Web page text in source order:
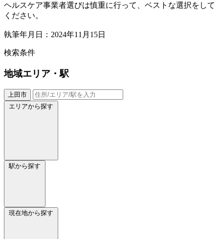
ヘルスケア事業者選びは慎重に行って、ベストな選択をして
ください。
執筆年月日：2024年11月15日
検索条件
地域エリア・駅
上田市
エリアから探す
駅から探す
現在地から探す